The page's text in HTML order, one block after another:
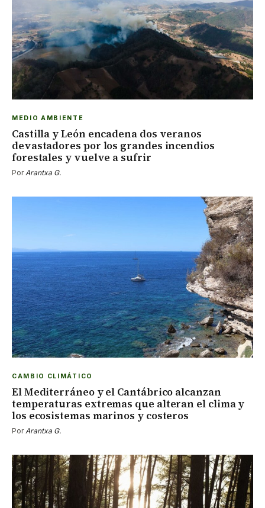
MEDIO AMBIENTE
Castilla y León encadena dos veranos
devastadores por los grandes incendios
forestales y vuelve a sufrir
Por Arantxa G.
CAMBIO CLIMÁTICO
El Mediterráneo y el Cantábrico alcanzan
temperaturas extremas que alteran el clima y
los ecosistemas marinos y costeros
Por Arantxa G.